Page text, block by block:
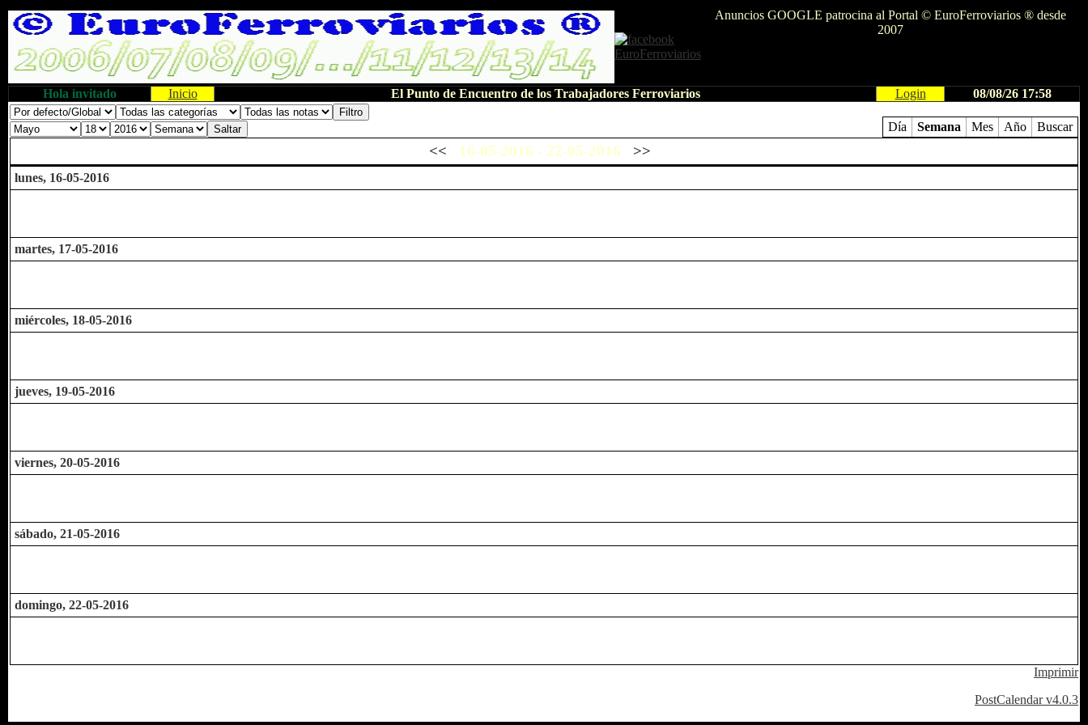
Anuncios GOOGLE patrocina al Portal © EuroFerroviarios ® desde
2007
Hola invitado Inicio El Punto de Encuentro de los Trabajadores Ferroviarios Login 08/08/26 17:58
Día Semana Mes Año Buscar
<< 16-05-2016 - 22-05-2016 >>
lunes, 16-05-2016
martes, 17-05-2016
miércoles, 18-05-2016
jueves, 19-05-2016
viernes, 20-05-2016
sábado, 21-05-2016
domingo, 22-05-2016
Imprimir
PostCalendar v4.0.3